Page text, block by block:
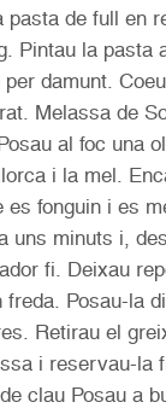
pasta de full en
Pintau la pasta
damunt.
Melassa de
al foc una
i la mel.
es fonguin i es
uns minuts i,
fi. Deixau
Posau-la
Retirau el
i reservau-la
clau Posau a